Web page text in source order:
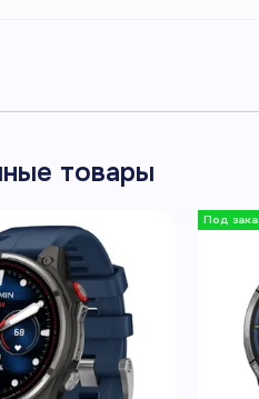
ПЕРЕРАБОТАННОГО
ВСТРОЕННЫЙ LED-
С РЕГУЛИРОВКОЙ
товары